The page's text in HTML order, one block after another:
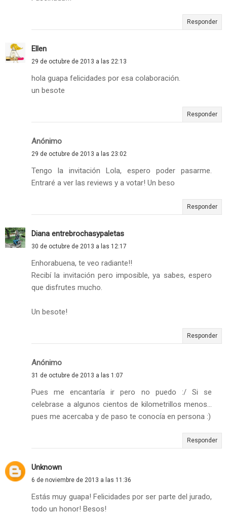
Responder
Ellen
29 de octubre de 2013 a las 22:13
hola guapa felicidades por esa colaboración.
un besote
Responder
Anónimo
29 de octubre de 2013 a las 23:02
Tengo la invitación Lola, espero poder pasarme.
Entraré a ver las reviews y a votar! Un beso
Responder
Diana entrebrochasypaletas
30 de octubre de 2013 a las 12:17
Enhorabuena, te veo radiante!!
Recibí la invitación pero imposible, ya sabes, espero
que disfrutes mucho.
Un besote!
Responder
Anónimo
31 de octubre de 2013 a las 1:07
Pues me encantaría ir pero no puedo :/ Si se
celebrase a algunos cientos de kilometrillos menos...
pues me acercaba y de paso te conocía en persona :)
Responder
Unknown
6 de noviembre de 2013 a las 11:36
Estás muy guapa! Felicidades por ser parte del jurado,
todo un honor! Besos!